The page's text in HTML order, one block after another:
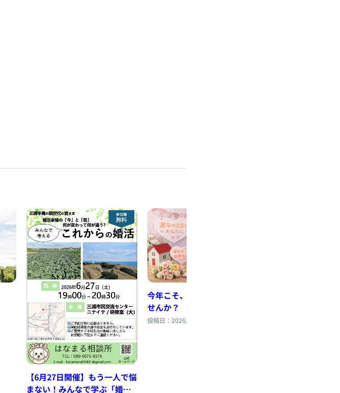
【6月27日開催】もう一人で悩
まない！みんなで学ぶ「婚
今年こそ、心を動かしてみま
せんか？
投稿日：2026/05/24